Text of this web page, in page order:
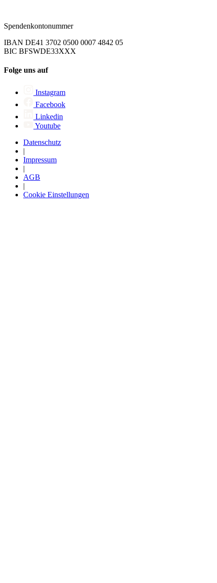
Spendenkontonummer
IBAN DE41 3702 0500 0007 4842 05
BIC BFSWDE33XXX
Folge uns auf
Instagram
Facebook
Linkedin
Youtube
Datenschutz
|
Impressum
|
AGB
|
Cookie Einstellungen